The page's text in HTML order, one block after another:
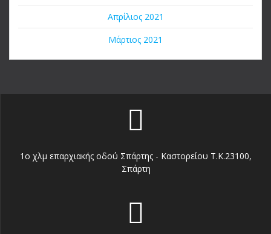
Απρίλιος 2021
Μάρτιος 2021
1o χλμ επαρχιακής οδού Σπάρτης - Καστορείου Τ.Κ.23100,
Σπάρτη